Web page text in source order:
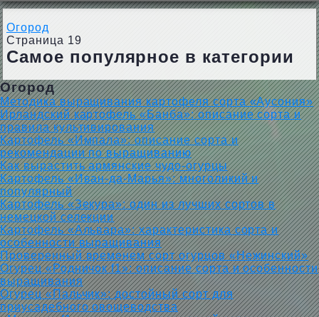
Огород
Страница 19
Самое популярное в категории
Огород
Методика выращивания картофеля сорта «Аусония»
Ирландский картофель «Банба»: описание сорта и
правила культивирования
Картофель «Импала»: описание сорта и
рекомендации по выращиванию
Как вырастить армянские чудо-огурцы
Картофель «Иван-да-Марья»: многоликий и
популярный
Картофель «Зекура»: один из лучших сортов в
немецкой селекции
Картофель «Альвара»: характеристика сорта и
особенности выращивания
Проверенный временем сорт огурцов «Нежинский»
Огурец «Родничок f1»: описание сорта и особенности
выращивания
Огурец «Пальчик»: достойный сорт для
приусадебного овощеводства